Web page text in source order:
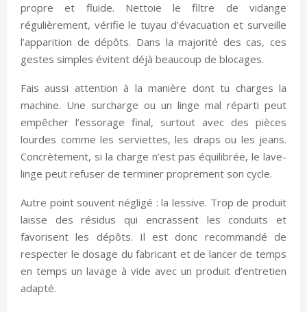
propre et fluide. Nettoie le filtre de vidange
régulièrement, vérifie le tuyau d’évacuation et surveille
l’apparition de dépôts. Dans la majorité des cas, ces
gestes simples évitent déjà beaucoup de blocages.
Fais aussi attention à la manière dont tu charges la
machine. Une surcharge ou un linge mal réparti peut
empêcher l’essorage final, surtout avec des pièces
lourdes comme les serviettes, les draps ou les jeans.
Concrètement, si la charge n’est pas équilibrée, le lave-
linge peut refuser de terminer proprement son cycle.
Autre point souvent négligé : la lessive. Trop de produit
laisse des résidus qui encrassent les conduits et
favorisent les dépôts. Il est donc recommandé de
respecter le dosage du fabricant et de lancer de temps
en temps un lavage à vide avec un produit d’entretien
adapté.